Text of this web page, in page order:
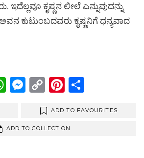
ಇದೆಲ್ಲವೂ ಕೃಷ್ಣನ ಲೀಲೆ ಎನ್ನುವುದನ್ನು
ಕುಟುಂಬದವರು ಕೃಷ್ಣನಿಗೆ ಧನ್ಯವಾದ
W
s
M
se
n
C
py
Li
Pi
er
es
ar
ADD TO FAVOURITES
ADD TO COLLECTION